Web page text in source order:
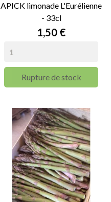
APICK limonade L'Eurélienne
- 33cl
Prix
1,50 €
Rupture de stock